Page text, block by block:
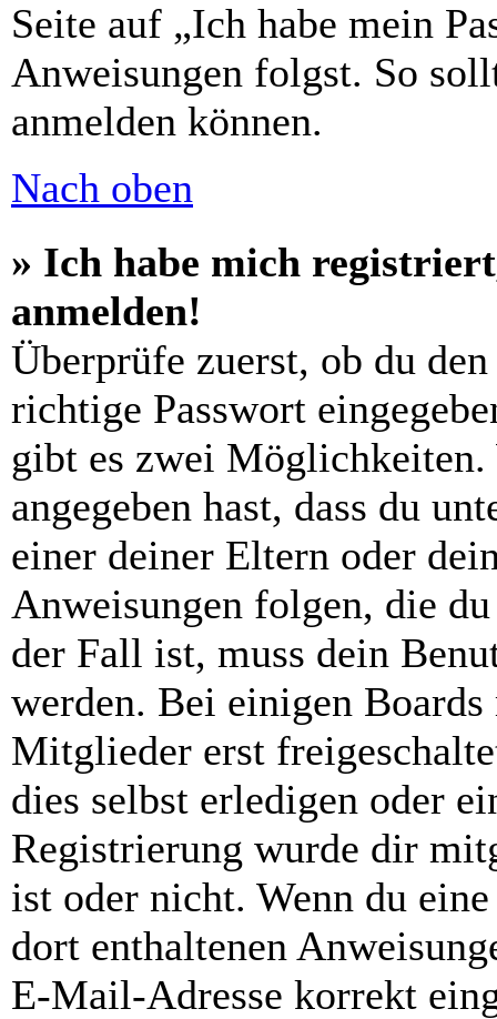
Seite auf „Ich habe mein
Anweisungen folgst. So
anmelden können.
Nach oben
» Ich habe mich
anmelden!
Überprüfe zuerst, ob du
richtige Passwort
gibt es zwei
angegeben hast, dass du
einer deiner Eltern oder
Anweisungen folgen, die
der Fall ist, muss dein
werden. Bei einigen Boards
Mitglieder erst
dies selbst erledigen oder
Registrierung wurde dir
ist oder nicht. Wenn du
dort enthaltenen
E-Mail-Adresse korrekt